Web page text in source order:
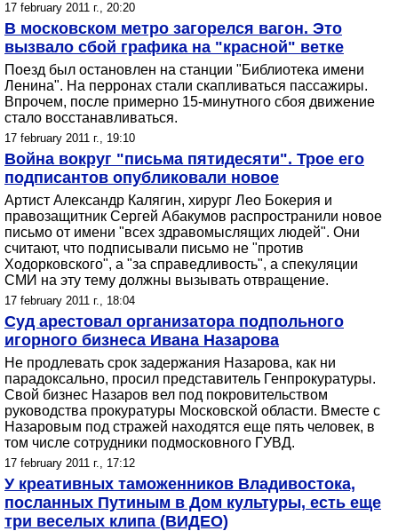
17 february 2011 г., 20:20
В московском метро загорелся вагон. Это
вызвало сбой графика на "красной" ветке
Поезд был остановлен на станции "Библиотека имени
Ленина". На перронах стали скапливаться пассажиры.
Впрочем, после примерно 15-минутного сбоя движение
стало восстанавливаться.
17 february 2011 г., 19:10
Война вокруг "письма пятидесяти". Трое его
подписантов опубликовали новое
Артист Александр Калягин, хирург Лео Бокерия и
правозащитник Сергей Абакумов распространили новое
письмо от имени "всех здравомыслящих людей". Они
считают, что подписывали письмо не "против
Ходорковского", а "за справедливость", а спекуляции
СМИ на эту тему должны вызывать отвращение.
17 february 2011 г., 18:04
Суд арестовал организатора подпольного
игорного бизнеса Ивана Назарова
Не продлевать срок задержания Назарова, как ни
парадоксально, просил представитель Генпрокуратуры.
Свой бизнес Назаров вел под покровительством
руководства прокуратуры Московской области. Вместе с
Назаровым под стражей находятся еще пять человек, в
том числе сотрудники подмосковного ГУВД.
17 february 2011 г., 17:12
У креативных таможенников Владивостока,
посланных Путиным в Дом культуры, есть еще
три веселых клипа (ВИДЕО)